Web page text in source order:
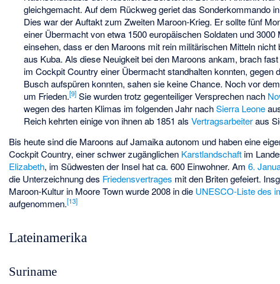
gleichgemacht. Auf dem Rückweg geriet das Sonderkommando
Dies war der Auftakt zum Zweiten Maroon-Krieg. Er sollte fünf
einer Übermacht von etwa 1500 europäischen Soldaten und
einsehen, dass er den Maroons mit rein militärischen Mitteln
aus Kuba. Als diese Neuigkeit bei den Maroons ankam, brach
im Cockpit Country einer Übermacht standhalten konnten, gegen
Busch aufspüren konnten, sahen sie keine Chance. Noch vor
um Frieden.[9]Sie wurden trotz gegenteiliger Versprechen nach
wegen des harten Klimas im folgenden Jahr nachSierra Leone
Reich kehrten einige von ihnen ab 1851 als Vertragsarbeiteraus
Bis heute sind die Maroons auf Jamaika autonom und haben eine
Cockpit Country, einer schwer zugänglichen Karstlandschaft im
Elizabeth, im Südwesten der Insel hat ca. 600 Einwohner. Am6.
die Unterzeichnung des Friedensvertrages mit den Briten gefeiert.
Maroon-Kultur in Moore Townwurde 2008 in die UNESCO-Liste des
aufgenommen.[13]
Lateinamerika
Suriname